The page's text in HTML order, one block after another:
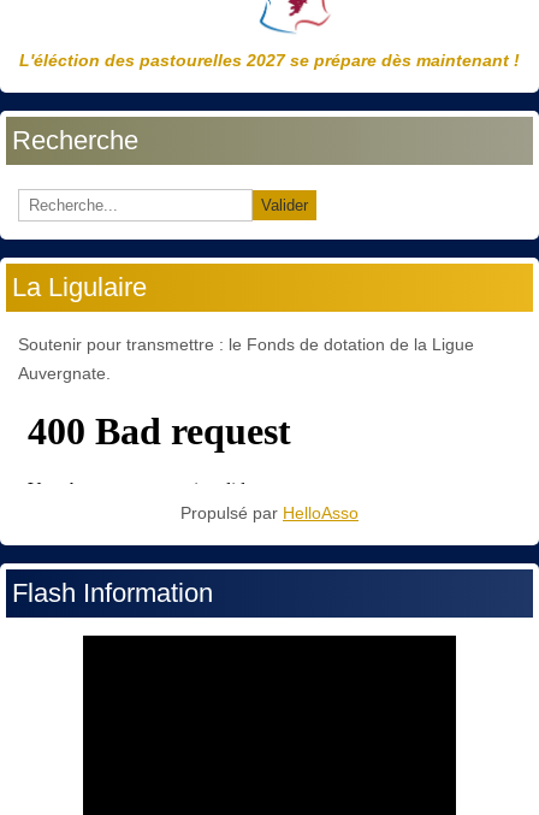
L'éléction des pastourelles 2027 se prépare dès maintenant !
Recherche
Valider
La Ligulaire
Soutenir pour transmettre : le Fonds de dotation de la Ligue
Auvergnate.
Propulsé par HelloAsso
Flash Information